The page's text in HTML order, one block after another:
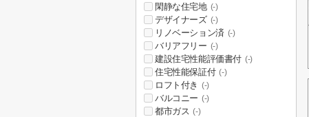
閑静な住宅地 (-)
デザイナーズ (-)
リノベーション済 (-)
バリアフリー (-)
建設住宅性能評価書付 (-)
住宅性能保証付 (-)
ロフト付き (-)
バルコニー (-)
都市ガス (-)